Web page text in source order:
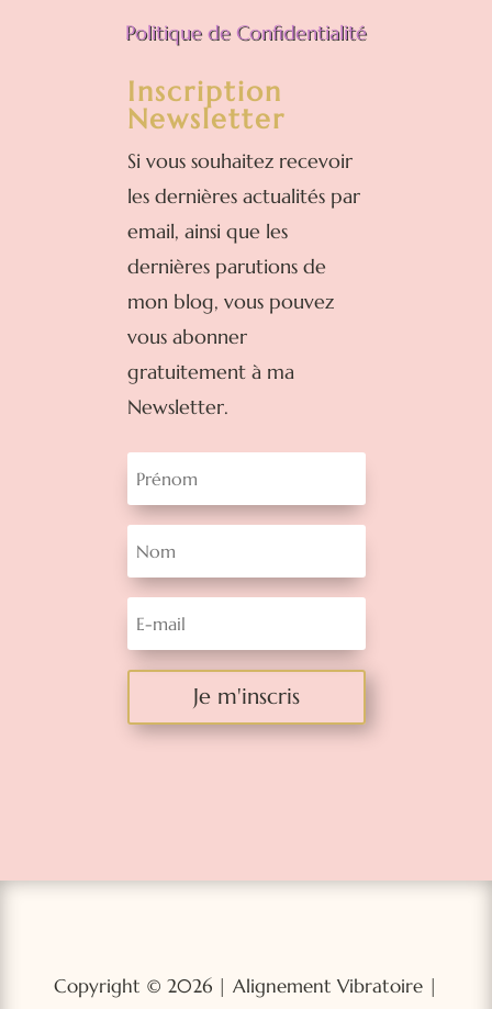
Politique de Confidentialité
Inscription
Newsletter
Si vous souhaitez recevoir
les dernières actualités par
email, ainsi que les
dernières parutions de
mon blog, vous pouvez
vous abonner
gratuitement à ma
Newsletter.
Je m'inscris
Copyright © 2026 | Alignement Vibratoire |